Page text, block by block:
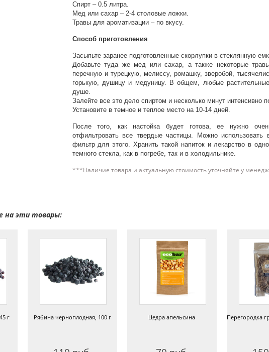
Спирт – 0.5 литра.
Мед или сахар – 2-4 столовые ложки.
Травы для ароматизации – по вкусу.
Способ приготовления
Засыпьте заранее подготовленные скорлупки в стеклянную
Добавьте туда же мед или сахар, а также некоторые
перечную и турецкую, мелиссу, ромашку, зверобой,
горькую, душицу и медуницу. В общем, любые
душе.
Залейте все это дело спиртом и несколько минут интенсивно
Установите в темное и теплое место на 10-14 дней.
После того, как настойка будет готова, ее нужно
отфильтровать все твердые частицы. Можно использовать
фильтр для этого. Хранить такой напиток и лекарство в
темного стекла, как в погребе, так и в холодильнике.
***Наличие товара и актуальную стоимость уточняйте у
на эти товары:
г Рябина черноплодная, 100 г Цедра апельсина
Перегородка